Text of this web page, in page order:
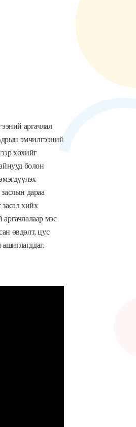
аргачлал
эмчилгээний
хөхийг
болон
дараа
хийх
мэс
өвдөлт, цус